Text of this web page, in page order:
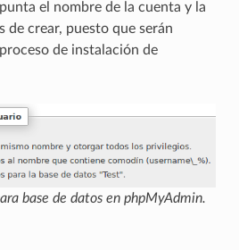
el nombre de la cuenta y la
de crear, puesto que serán
de instalación de
base de datos en phpMyAdmin.